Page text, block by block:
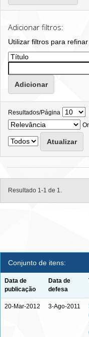
Adicionar filtros:
Utilizar filtros para
Resultados/Página
Resultado 1-1 de 1.
Conjunto de itens:
Data de
publicação
Data de
defesa
20-Mar-2012 3-Ago-2011